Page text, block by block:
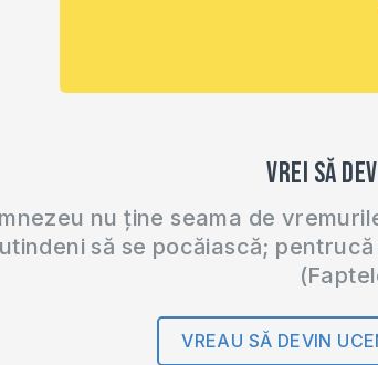
Vrei să
nu ține seama de
să se pocăiască;
VREAU SĂ DEVIN